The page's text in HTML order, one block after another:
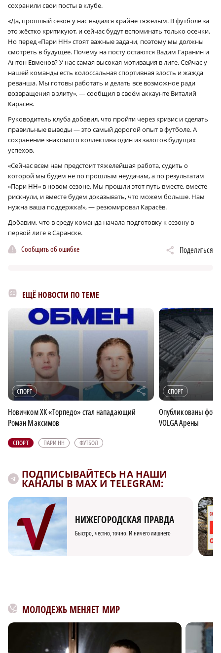
сохранили свои посты в клубе.
«Да, прошлый сезон у нас выдался крайне тяжелым. В футболе за
это жёстко критикуют, и сейчас будут вспоминать только осечки.
Но перед «Пари НН» стоят важные задачи, поэтому мы должны
смотреть в будущее. Почему на посту остаются Вадим Гаранин и
Антон Евменов? У нас самая высокая мотивация в лиге. Сейчас у
нашей команды есть колоссальная спортивная злость и жажда
реванша. Мы готовы работать и делать все возможное ради
возвращения в элиту», — сообщил в своём аккаунте Виталий
Карасёв.
Руководитель клуба добавил, что пройти через кризис и сделать
правильные выводы — это самый дорогой опыт в футболе. А
сохранение знакомого коллектива один из залогов будущих
успехов.
«Сейчас всем нам предстоит тяжелейшая работа, судить о
которой мы будем не по прошлым неудачам, а по результатам
«Пари НН» в новом сезоне. Мы прошли этот путь вместе, вместе
рискнули, и вместе будем доказывать, что можем больше. Нам
нужна ваша поддержка!», — резюмировал Карасёв.
Добавим, что в среду команда начала подготовку к сезону в
первой лиге в Саранске.
Сообщить об ошибке Поделиться
ЕЩЁ НОВОСТИ ПО ТЕМЕ
СПОРТ r
Новичком ХК «Торпедо» стал нападающий
Роман Максимов
СПОРТ
Опубликованы
VOLGA Арены
СПОРТ ПАРИ НН ФУТБОЛ
ПОДПИСЫВАЙТЕСЬ НА НАШИ
КАНАЛЫ В MAX И TELEGRAM:
НИЖЕГОРОДСКАЯ ПРАВДА
Быстро, честно, точно. И ничего лишнего
МОЛОДЕЖЬ МЕНЯЕТ МИР